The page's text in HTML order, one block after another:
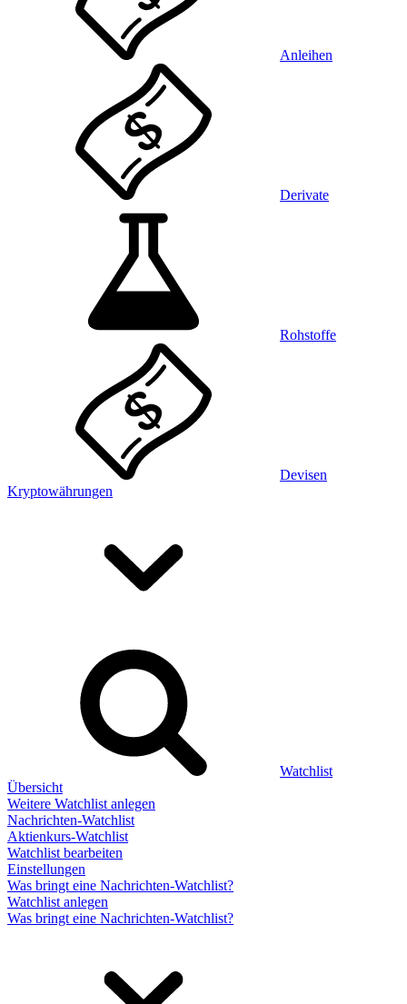
Anleihen
Derivate
Rohstoffe
Devisen
Kryptowährungen
Watchlist
Übersicht
Weitere Watchlist anlegen
Nachrichten-Watchlist
Aktienkurs-Watchlist
Watchlist bearbeiten
Einstellungen
Was bringt eine Nachrichten-Watchlist?
Watchlist anlegen
Was bringt eine Nachrichten-Watchlist?